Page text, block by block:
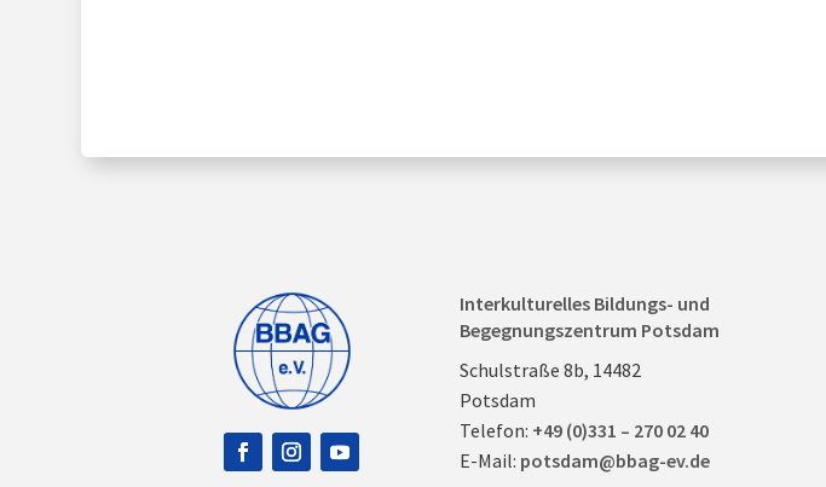
Interkulturelles Bildungs- und
Begegnungszentrum Potsdam
Schulstraße 8b, 14482
Potsdam
Telefon: +49 (0)331 – 270 02 40
E-Mail: potsdam@bbag-ev.de